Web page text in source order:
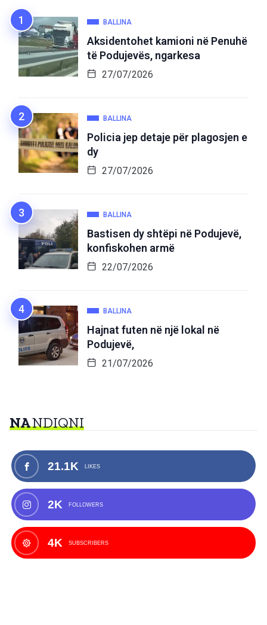
BALLINA
Aksidentohet kamioni në Penuhë
të Podujevës, ngarkesa
27/07/2026
BALLINA
Policia jep detaje për plagosjen e
dy
27/07/2026
BALLINA
Bastisen dy shtëpi në Podujevë,
konfiskohen armë
22/07/2026
BALLINA
Hajnat futen në një lokal në
Podujevë,
21/07/2026
NANDIQNI
21.1K LIKES
2K FOLLOWERS
4K SUBSCRIBERS